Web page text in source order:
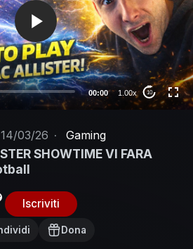
00:00 1.00x 10
14/03/26 · Gaming
SHOWTIME VI FARA
Iscriviti
Dona